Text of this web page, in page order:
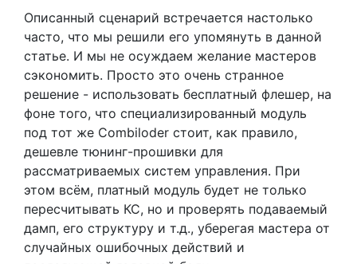
Описанный сценарий встречается настолько
часто, что мы решили его упомянуть в данной
статье. И мы не осуждаем желание мастеров
сэкономить. Просто это очень странное
решение - использовать бесплатный флешер, на
фоне того, что специализированный модуль
под тот же Combiloder стоит, как правило,
дешевле тюнинг-прошивки для
рассматриваемых систем управления. При
этом всём, платный модуль будет не только
пересчитывать КС, но и проверять подаваемый
дамп, его структуру и т.д., уберегая мастера от
случайных ошибочных действий и